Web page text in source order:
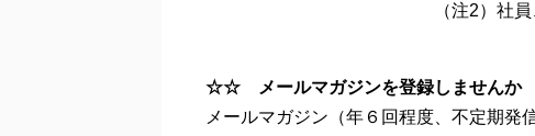
（注2）社員、シニア社員は対
☆☆ メールマガジンを登録しません
メールマガジン（年６回程度、不定期発